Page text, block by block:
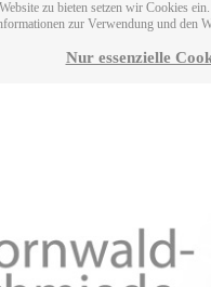
zu bieten setzen wir Cookies
zur Verwendung und den
Nur essenzielle